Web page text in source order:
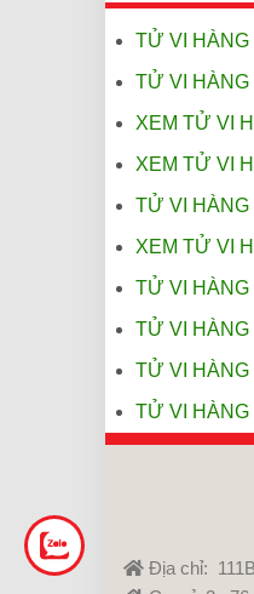
TỬ VI HÀNG
TỬ VI HÀNG
XEM TỬ VI
XEM TỬ VI
TỬ VI HÀNG
XEM TỬ VI
TỬ VI HÀNG
TỬ VI HÀNG
TỬ VI HÀNG
TỬ VI HÀNG
Địa chỉ: